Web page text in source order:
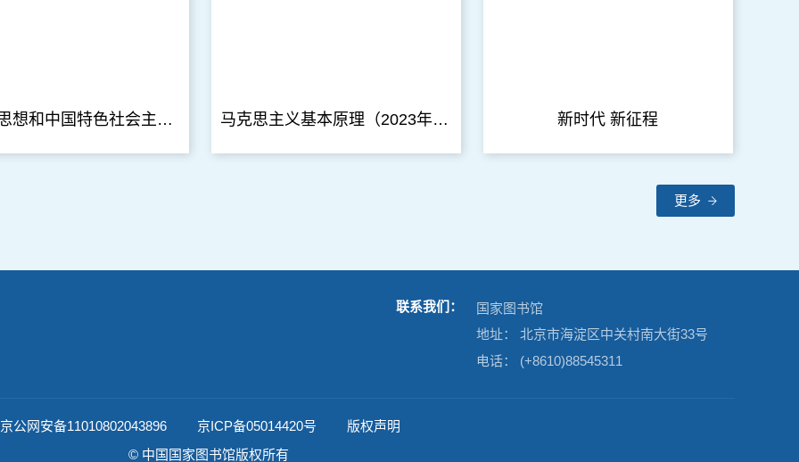
毛泽东思想和中国特色社会主义理论体系概论（2023年版） 马克思主义基本原理（2023年版） 新时代 新征程
更多
联系我们：
国家图书馆
地址： 北京市海淀区中关村南大街33号
电话： (+8610)88545311
京公网安备11010802043896 京ICP备05014420号
版权声明
© 中国国家图书馆版权所有